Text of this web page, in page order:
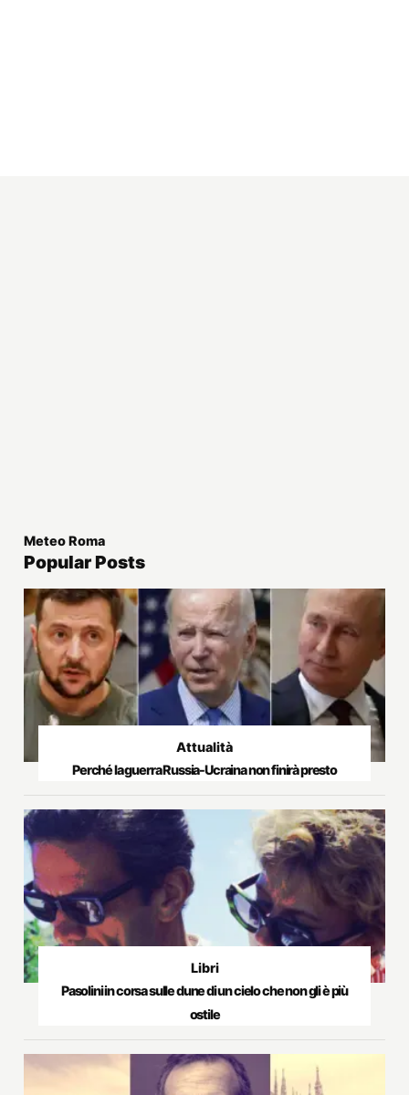
Meteo Roma
Popular Posts
Attualità
Perché la guerra Russia-Ucraina non finirà presto
Libri
Pasolini in corsa sulle dune di un cielo che non gli è più
ostile